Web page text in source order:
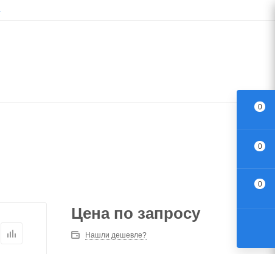
Цена по запросу
Нашли дешевле?
0
0
0